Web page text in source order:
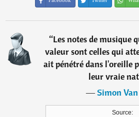
“Les notes de musique
valeur sont celles qui
ait pénétré dans l'oreille
leur vraie
―Simon
Source: